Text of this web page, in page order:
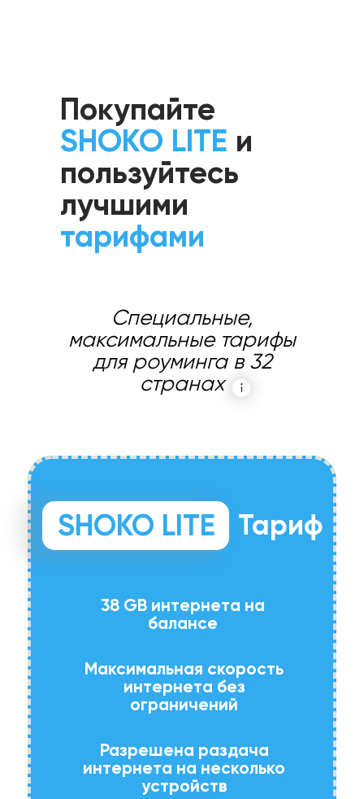
Покупайте
SHOKO LITE и
пользуйтесь
лучшими
тарифами
SHOKO LITE Тариф
38 GB интернета на
балансе
Специальные,
максимальные тарифы
для роуминга в 32
странах
Максимальная скорость
интернета без
ограничений
Разрешена раздача
интернета на несколько
устройств